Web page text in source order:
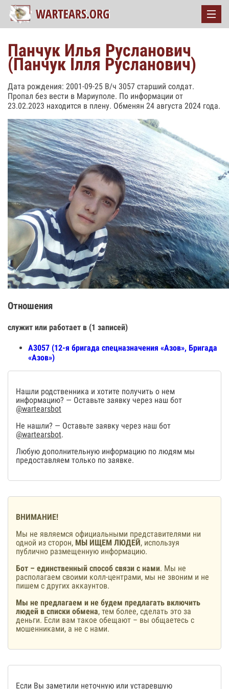
Панчук Илья Русланович
(Панчук Ілля Русланович)
Дата рождения: 2001-09-25 В/ч 3057 старший солдат.
Пропал без вести в Мариуполе. По информации от
23.02.2023 находится в плену. Обменян 24 августа 2024 года.
Отношения
служит или работает в (1 записей)
А3057 (12-я бригада спецназначения «Азов», Бригада
«Азов»)
Нашли родственника и хотите получить о нем
информацию? — Оставьте заявку через наш бот
@wartearsbot
Не нашли? — Оставьте заявку через наш бот
@wartearsbot.
Любую дополнительную информацию по людям мы
предоставляем только по заявке.
ВНИМАНИЕ!
Мы не являемся официальными представителями ни
одной из сторон, МЫ ИЩЕМ ЛЮДЕЙ, используя
публично размещенную информацию.
Бот – единственный способ связи с нами. Мы не
располагаем своими колл-центрами, мы не звоним и не
пишем с других аккаунтов.
Мы не предлагаем и не будем предлагать включить
людей в списки обмена, тем более, сделать это за
деньги. Если вам такое обещают – вы общаетесь с
мошенниками, а не с нами.
Если Вы заметили неточную или устаревшую